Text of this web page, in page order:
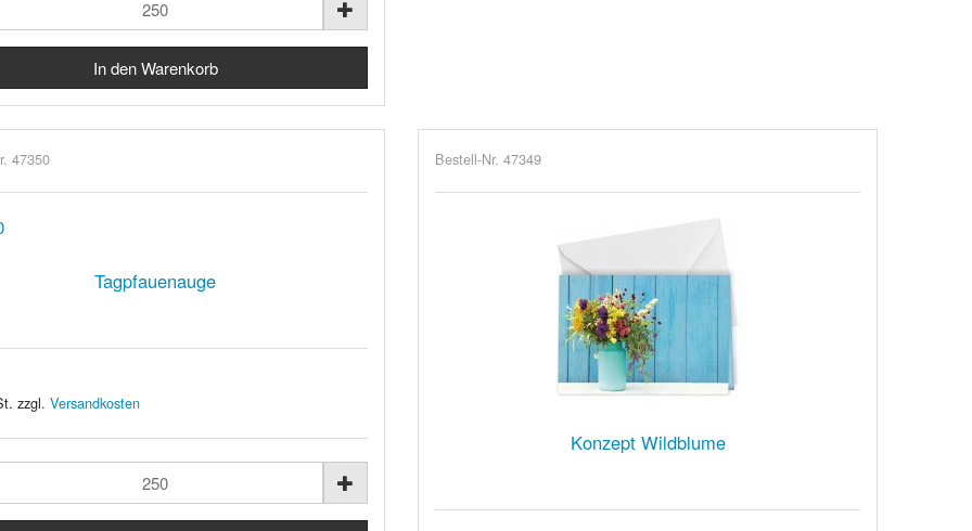
47350
Tagpfauenauge
zzgl. Versandkosten
Bestell-Nr. 47349
Konzept Wildblume